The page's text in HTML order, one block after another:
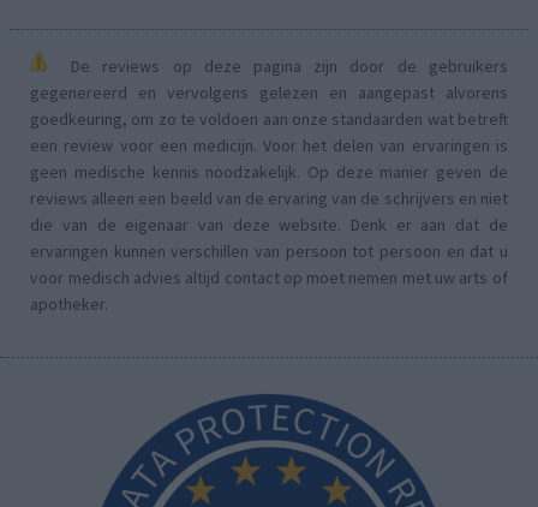
De reviews op deze pagina zijn door de gebruikers
gegenereerd en vervolgens gelezen en aangepast alvorens
goedkeuring, om zo te voldoen aan onze standaarden wat betreft
een review voor een medicijn. Voor het delen van ervaringen is
geen medische kennis noodzakelijk. Op deze manier geven de
reviews alleen een beeld van de ervaring van de schrijvers en niet
die van de eigenaar van deze website. Denk er aan dat de
ervaringen kunnen verschillen van persoon tot persoon en dat u
voor medisch advies altijd contact op moet nemen met uw arts of
apotheker.